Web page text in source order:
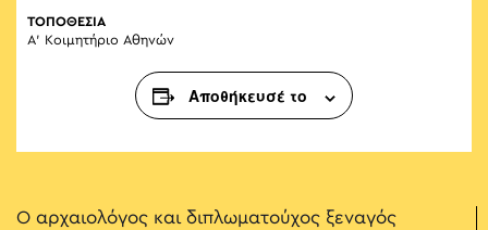
ΤΟΠΟΘΕΣΙΑ
Α’ Κοιμητήριο Αθηνών
Αποθήκευσέ το
Ο αρχαιολόγος και διπλωματούχος ξεναγός